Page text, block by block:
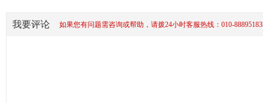
我要评论 如果您有问题需咨询或帮助，请拨24小时客服热线：010-